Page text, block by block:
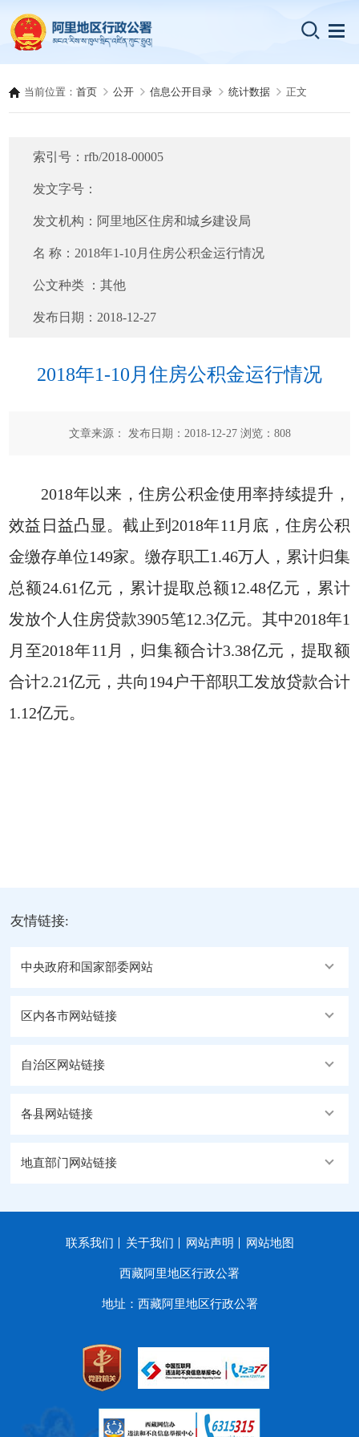
当前位置：首页 公开 信息公开目录 统计数据 正文
索引号：rfb/2018-00005
发文字号：
发文机构： 阿里地区住房和城乡建设局
名 称： 2018年1-10月住房公积金运行情况
公文种类 ：其他
发布日期： 2018-12-27
2018年1-10月住房公积金运行情况
文章来源： 发布日期：2018-12-27 浏览： 808
2018年以来，住房公积金使用率持续提升，
效益日益凸显。截止到 2018年11 月底，住房公积
金缴存单位149家。缴存职工1.46万人，累计归集
总额24.61亿元，累计提取总额12.48亿元，累计
发放个人住房贷款3905笔12.3亿元。 其中2018年1
月至2018年11 月，归集额合计3.38亿元，提取额
合计2.21亿元，共向194户干部职工发放贷款合计
1.12亿元。
友情链接:
中央政府和国家部委网站
区内各市网站链接
自治区网站链接
各县网站链接
地直部门网站链接
联系我们 关于我们 网站声明 网站地图
西藏阿里地区行政公署
地址：西藏阿里地区行政公署